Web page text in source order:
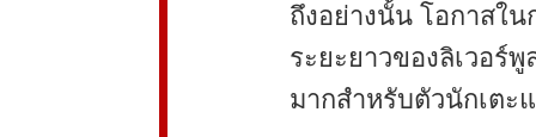
ถึงอย่างนั้น โอกาสใ
ระยะยาวของลิเวอร์
มากสำหรับตัวนักเตะ